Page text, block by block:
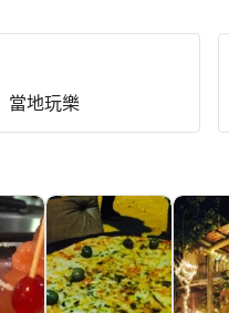
當地玩樂